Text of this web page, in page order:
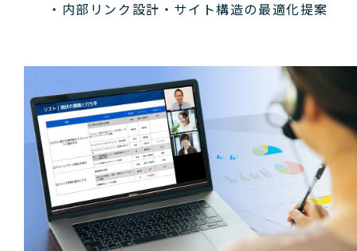
・内部リンク設計・サイト構造の最適化提案